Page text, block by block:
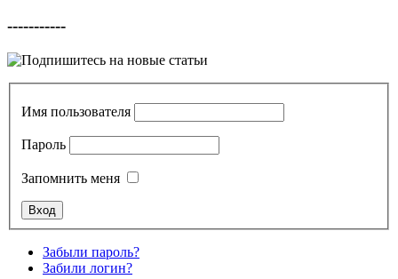
-----------
Имя пользователя
Пароль
Запомнить меня
Забыли пароль?
Забили логин?